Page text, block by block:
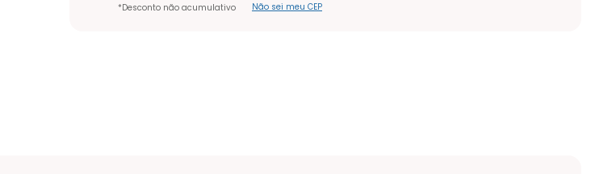
Não sei meu CEP